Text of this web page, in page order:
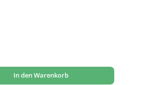
In den Warenkorb